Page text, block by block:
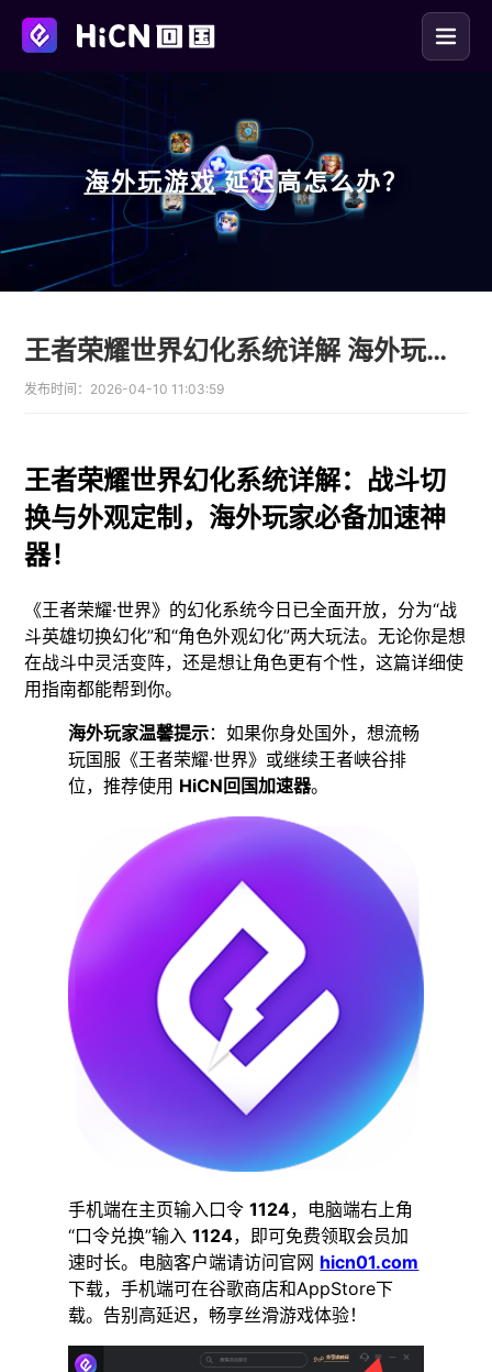
海外玩游戏 延迟高怎么办？
王者荣耀世界幻化系统详解 海外玩家用回国加速器畅玩
发布时间： 2026-04-10 11:03:59
王者荣耀世界幻化系统详解：战斗切
换与外观定制，海外玩家必备加速神
器！
《王者荣耀·世界》的幻化系统今日已全面开放，分为“战
斗英雄切换幻化”和“角色外观幻化”两大玩法。无论你是想
在战斗中灵活变阵，还是想让角色更有个性，这篇详细使
用指南都能帮到你。
海外玩家温馨提示：如果你身处国外，想流畅
玩国服《王者荣耀·世界》或继续王者峡谷排
位，推荐使用 HiCN回国加速器。
手机端在主页输入口令1124，电脑端右上角
“口令兑换”输入1124，即可免费领取会员加
速时长。电脑客户端请访问官网 hicn01.com
下载，手机端可在谷歌商店和AppStore下
载。告别高延迟，畅享丝滑游戏体验！